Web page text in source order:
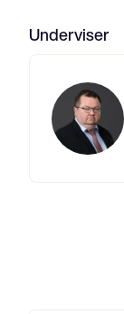
Underviser